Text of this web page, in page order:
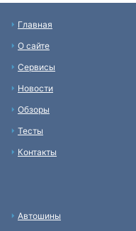
Главная
О сайте
Сервисы
Новости
Обзоры
Тесты
Контакты
Автошины